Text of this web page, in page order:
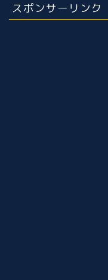
スポンサーリンク